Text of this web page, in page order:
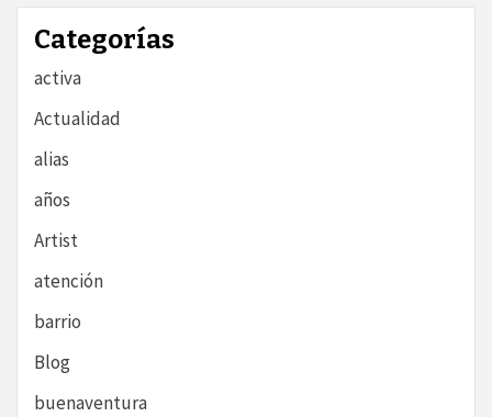
Categorías
activa
Actualidad
alias
años
Artist
atención
barrio
Blog
buenaventura